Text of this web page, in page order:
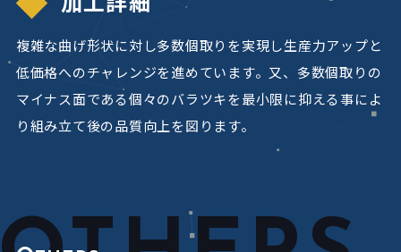
複雑な曲げ形状に対し多数個取りを実現し生産力アップと
低価格へのチャレンジを進めています。又、多数個取りの
マイナス面である個々のバラツキを最小限に抑える事によ
り組み立て後の品質向上を図ります。